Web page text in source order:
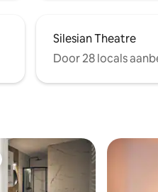
Silesian Theatre
Door 28 locals